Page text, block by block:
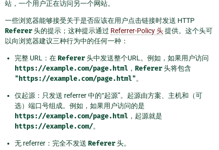
站，一个用户正在访问另一个网站。
一些浏览器能够接受关于是否应该在用户点击链接时发送 HTTP
Referer头的提示；这种提示通过 Referrer-Policy 头提供。这个头可
以向浏览器建议三种行为中的任何一种：
完整 URL：在Referer头中发送整个URL。例如，如果用户访问
https://example.com/page.html ， Referer头将包含
"https://example.com/page.html"。
仅起源：只发送 referrer 中的“起源”。起源由方案、主机和（可
选）端口号组成。例如，如果用户访问的是
https://example.com/page.html ，起源就是
https://example.com/。
无 referrer：完全不发送 Referer头。